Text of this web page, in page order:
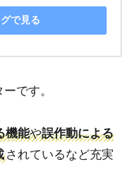
で見る
です。
機能や誤作動による
されているなど充実